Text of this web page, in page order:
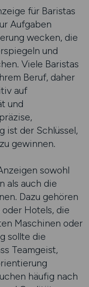
für Baristas
Aufgaben
wecken, die
und
Viele Baristas
Beruf, daher
auf
und
ist der Schlüssel,
gewinnen.
sowohl
als auch die
Dazu gehören
Hotels, die
Maschinen oder
sollte die
Teamgeist,
häufig nach